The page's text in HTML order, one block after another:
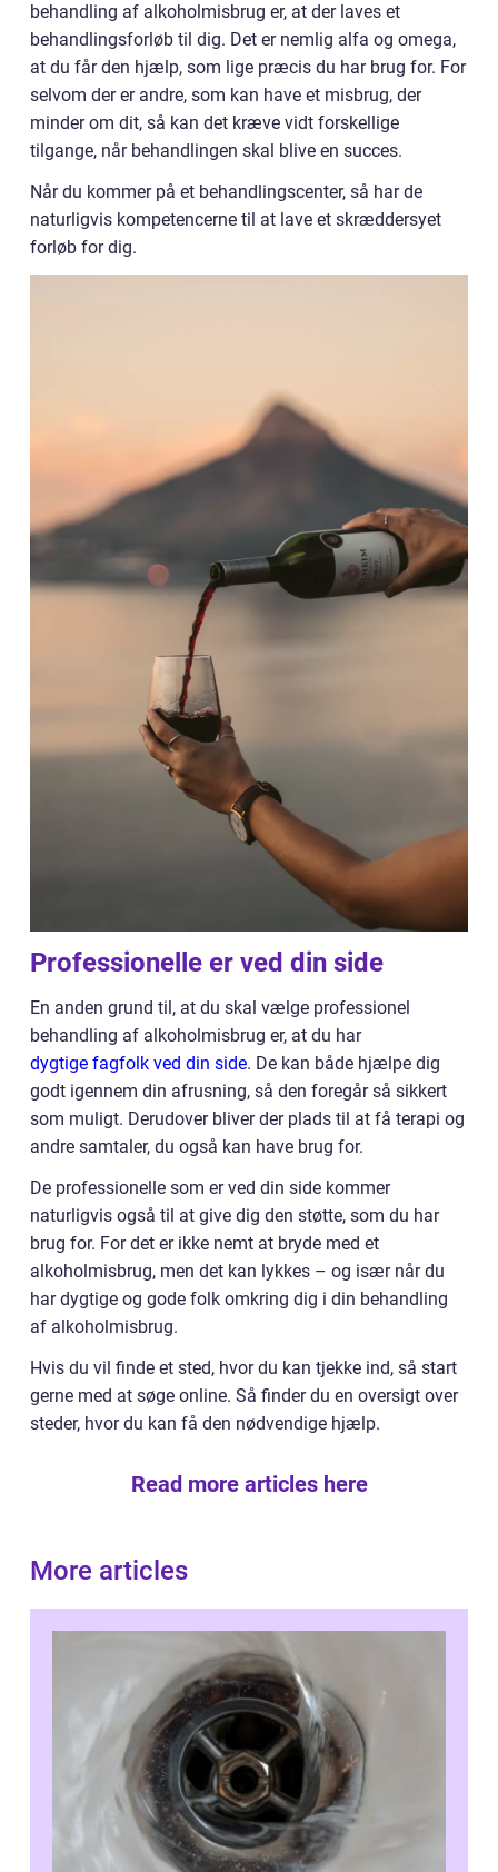
behandling af alkoholmisbrug er, at der laves et
behandlingsforløb til dig. Det er nemlig alfa og omega,
at du får den hjælp, som lige præcis du har brug for. For
selvom der er andre, som kan have et misbrug, der
minder om dit, så kan det kræve vidt forskellige
tilgange, når behandlingen skal blive en succes.
Når du kommer på et behandlingscenter, så har de
naturligvis kompetencerne til at lave et skræddersyet
forløb for dig.
Professionelle er ved din side
En anden grund til, at du skal vælge professionel
behandling af alkoholmisbrug er, at du har
dygtige fagfolk ved din side. De kan både hjælpe dig
godt igennem din afrusning, så den foregår så sikkert
som muligt. Derudover bliver der plads til at få terapi og
andre samtaler, du også kan have brug for.
De professionelle som er ved din side kommer
naturligvis også til at give dig den støtte, som du har
brug for. For det er ikke nemt at bryde med et
alkoholmisbrug, men det kan lykkes – og især når du
har dygtige og gode folk omkring dig i din behandling
af alkoholmisbrug.
Hvis du vil finde et sted, hvor du kan tjekke ind, så start
gerne med at søge online. Så finder du en oversigt over
steder, hvor du kan få den nødvendige hjælp.
Read more articles here
More articles